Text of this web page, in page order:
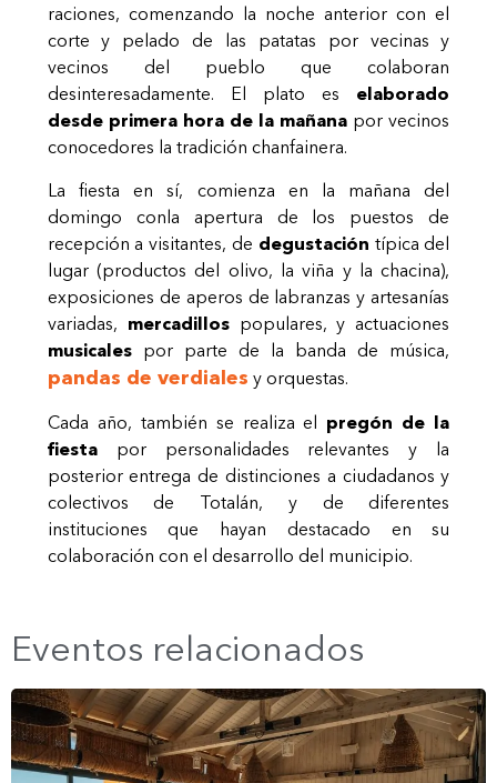
raciones, comenzando la noche anterior con el
corte y pelado de las patatas por vecinas y
vecinos del pueblo que colaboran
desinteresadamente. El plato es elaborado
desde primera hora de la mañana por vecinos
conocedores la tradición chanfainera.
La fiesta en sí, comienza en la mañana del
domingo conla apertura de los puestos de
recepción a visitantes, de degustación típica del
lugar (productos del olivo, la viña y la chacina),
exposiciones de aperos de labranzas y artesanías
variadas, mercadillospopulares, y actuaciones
musicalespor parte de la banda de música,
pandas de verdiales y orquestas.
Cada año, también se realiza el pregón de la
fiestapor personalidades relevantes y la
posterior entrega de distinciones a ciudadanos y
colectivos de Totalán, y de diferentes
instituciones que hayan destacado en su
colaboración con el desarrollo del municipio.
Eventos relacionados